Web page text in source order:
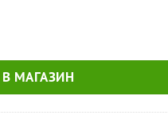
В МАГАЗИН